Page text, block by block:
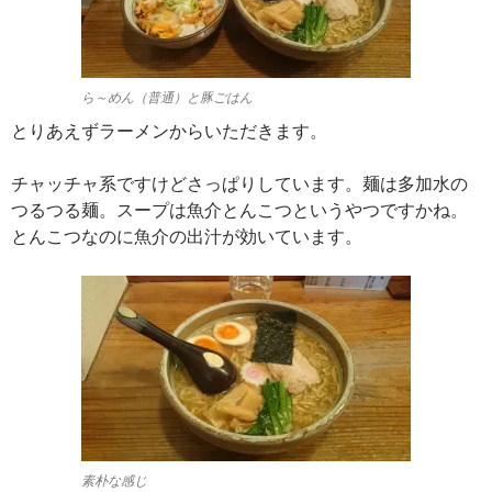
ら～めん（普通）と豚ごはん
とりあえずラーメンからいただきます。
チャッチャ系ですけどさっぱりしています。麺は多加水の
つるつる麺。スープは魚介とんこつというやつですかね。
とんこつなのに魚介の出汁が効いています。
素朴な感じ